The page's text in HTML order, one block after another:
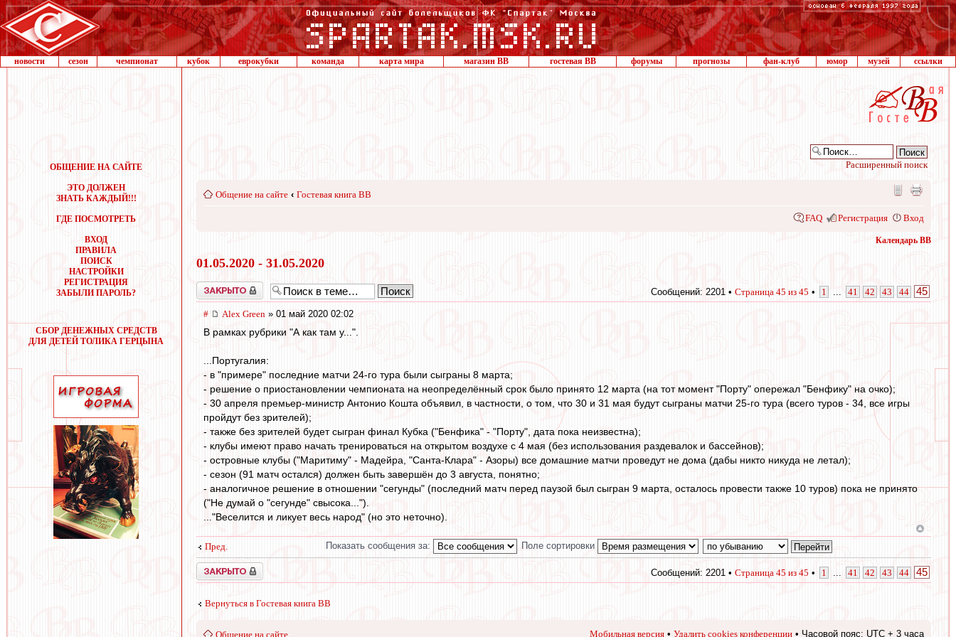
новости сезон чемпионат кубок еврокубки команда карта мира магазин ВВ гостевая ВВ форумы прогнозы фан-клуб юмор музей ссылки
ОБЩЕНИЕ НА САЙТЕ
ЭТО ДОЛЖЕН
ЗНАТЬ КАЖДЫЙ!!!
ГДЕ ПОСМОТРЕТЬ
ВХОД
ПРАВИЛА
ПОИСК
НАСТРОЙКИ
РЕГИСТРАЦИЯ
ЗАБЫЛИ ПАРОЛЬ?
СБОР ДЕНЕЖНЫХ СРЕДСТВ
ДЛЯ ДЕТЕЙ ТОЛИКА ГЕРЦЫНА
Расширенный поиск
Общение на сайте ‹ Гостевая книга ВВ
FAQ Регистрация Вход
Календарь ВВ
01.05.2020 - 31.05.2020
Закрыто Сообщений: 2201 • Страница 45 из 45 • 1 41 42 43 44 45
# Alex Green » 01 май 2020 02:02
В рамках рубрики "А как там у...".
...Португалия:
- в "примере" последние матчи 24-го тура были сыграны 8 марта;
- решение о приостановлении чемпионата на неопределённый срок было принято 12 марта (на тот момент "Порту" опережал "Бенфику" на очко);
- 30 апреля премьер-министр Антонио Кошта объявил, в частности, о том, что 30 и 31 мая будут сыграны матчи 25-го тура (всего туров - 34, все игры
пройдут без зрителей);
- также без зрителей будет сыгран финал Кубка ("Бенфика" - "Порту", дата пока неизвестна);
- клубы имеют право начать тренироваться на открытом воздухе с 4 мая (без использования раздевалок и бассейнов);
- островные клубы ("Маритиму" - Мадейра, "Санта-Клара" - Азоры) все домашние матчи проведут не дома (дабы никто никуда не летал);
- сезон (91 матч остался) должен быть завершён до 3 августа, понятно;
- аналогичное решение в отношении "сегунды" (последний матч перед паузой был сыгран 9 марта, осталось провести также 10 туров) пока не принято
("Не думай о "сегунде" свысока...").
..."Веселится и ликует весь народ" (но это неточно).
Пред. Показать сообщения за: Поле сортировки
Закрыто Сообщений: 2201 • Страница 45 из 45 • 1 ... 41 42 43 44 45
Вернуться в Гостевая книга ВВ
Общение на сайте Мобильная версия • Удалить cookies конференции • Часовой пояс: UTC + 3 часа